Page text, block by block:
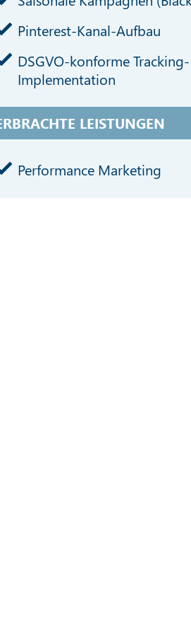
Pinterest-Kanal-Aufbau
DSGVO-konforme Tracking-
Implementation
LEISTUNGEN
Performance Marketing